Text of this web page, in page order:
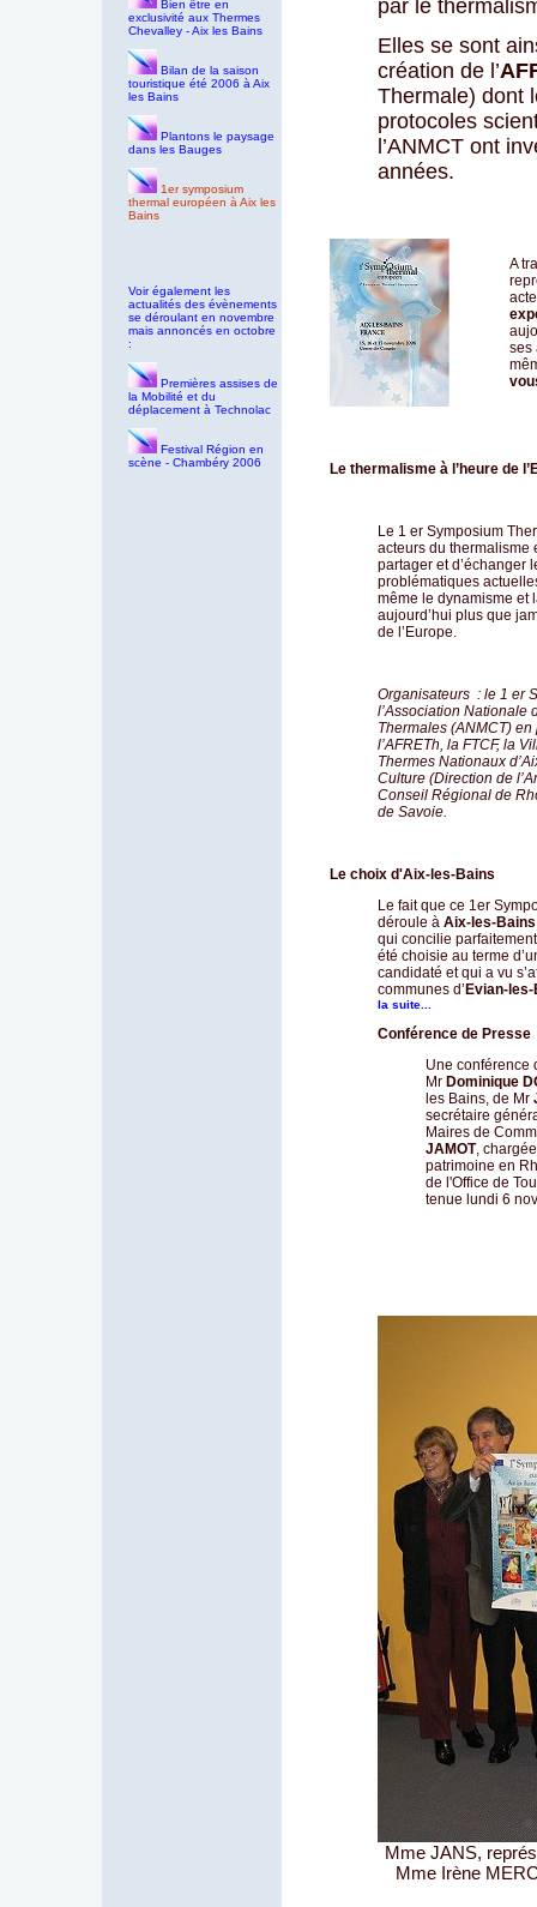
Bien être en
exclusivité aux Thermes
Chevalley - Aix les Bains
Bilan de la saison
touristique été 2006 à Aix
les Bains
Plantons le paysage
dans les Bauges
1er symposium
thermal européen à Aix les
Bains
Voir également les
actualités des évènements
se déroulant en novembre
mais annoncés en octobre
:
Premières assises de
la Mobilité et du
déplacement à Technolac
Festival Région en
scène - Chambéry 2006
par le
Elles se sont
création de l’
Thermale) dont
protocoles
l’ANMCT ont
années.
A
ses
Le thermalisme à l’heure de
Le 1 er Symposium
acteurs du thermalisme
partager et d’échanger
problématiques
même le dynamisme et
aujourd’hui plus que
de l’Europe.
Organisateurs : le 1 er
l’Association Nationale
Thermales (ANMCT)
l’AFRETh, la FTCF, la
Thermes Nationaux
Culture (Direction de
Conseil Régional de
de Savoie.
Le choix d'Aix-les-Bains
Le fait que ce 1er
déroule à Aix-les-Bains
qui concilie
été choisie au terme
candidaté et qui a vu
communes d’ Evian-
la suite...
Conférence de Presse
Une conférence
Mr Dominique
les Bains, de Mr
secrétaire
Maires de
JAMOT,
patrimoine en
de l'Office de
tenue lundi 6
Mme JANS,
Mme Irène